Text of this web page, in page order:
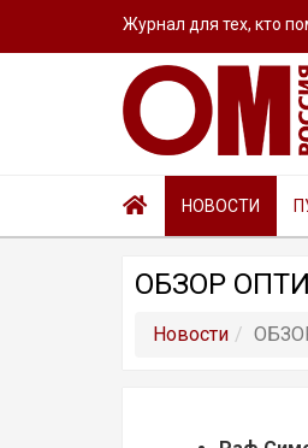
Журнал для тех, кто
НОВОСТИ
ОБЗОР
Новости